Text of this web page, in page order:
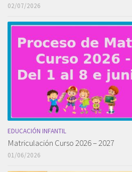
02/07/2026
EDUCACIÓN INFANTIL
Matriculación Curso 2026 – 2027
01/06/2026